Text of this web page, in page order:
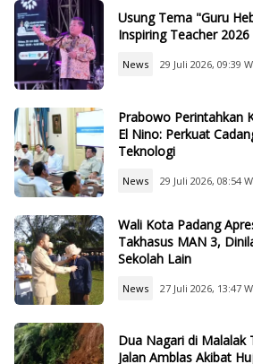
Usung Tema "Guru
Inspiring Teacher
News 29 Juli 2026, 09:39
Prabowo Perintahkan
El Nino: Perkuat
Teknologi
News 29 Juli 2026, 08:54
Wali Kota Padang
Takhasus MAN 3,
Sekolah Lain
News 27 Juli 2026, 13:47
Dua Nagari di Malalak
Jalan Amblas Akibat